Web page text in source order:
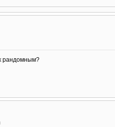
рандомным?